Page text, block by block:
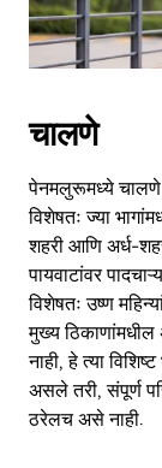
close
the
calendar.
चालणे
पेनमलुरूमध्ये चालणे
विशेषतः ज्या
शहरी आणि अर्ध-
पायवाटांवर
विशेषतः उष्ण
मुख्य
नाही, हे त्या
असले तरी, संपूर्ण
ठरेलच असे नाही.